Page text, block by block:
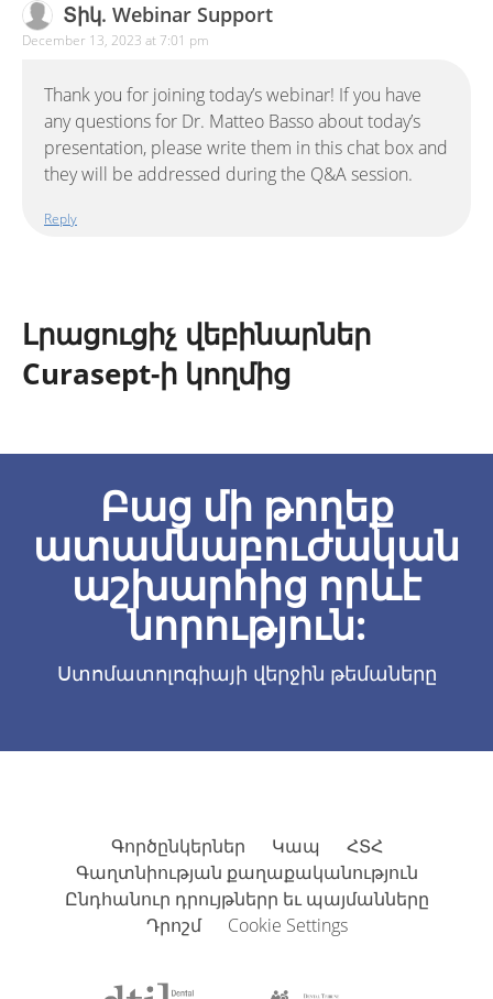
Տիկ. Webinar Support
December 13, 2023 at 7:01 pm
Thank you for joining today’s webinar! If you have
any questions for Dr. Matteo Basso about today’s
presentation, please write them in this chat box and
they will be addressed during the Q&A session.
Reply
Լրացուցիչ վեբինարներ
Curasept-ի կողմից
Բաց մի թողեք
ատամնաբուժական
աշխարհից որևէ
նորություն:
Ստոմատոլոգիայի վերջին թեմաները
Գործընկերներ Կապ
ՀՏՀ
Գաղտնիության քաղաքականություն
Ընդհանուր դրույթներր եւ պայմանները
Դրոշմ
Cookie Settings